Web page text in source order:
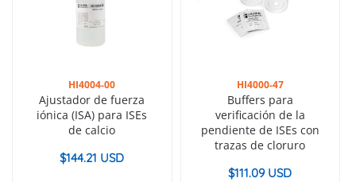
HI4004-00
Ajustador de fuerza
iónica (ISA) para ISEs
de calcio
$144.21 USD
HI4000-47
Buffers para
verificación de la
pendiente de ISEs con
trazas de cloruro
$111.09 USD